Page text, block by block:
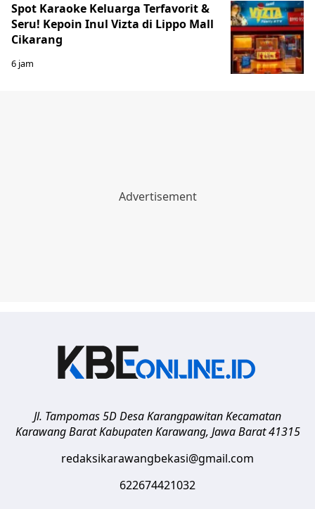
Spot Karaoke Keluarga Terfavorit &
Seru! Kepoin Inul Vizta di Lippo Mall
Cikarang
6 jam
Jl. Tampomas 5D Desa Karangpawitan Kecamatan
Karawang Barat Kabupaten Karawang, Jawa Barat 41315
redaksikarawangbekasi@gmail.com
622674421032